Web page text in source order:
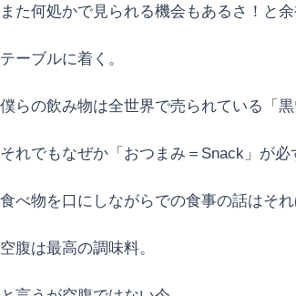
また何処かで見られる機会もあるさ！と
テーブルに着く。
僕らの飲み物は全世界で売られている「黒
それでもなぜか「おつまみ＝Snack」が必
食べ物を口にしながらでの食事の話はそれ
空腹は最高の調味料。